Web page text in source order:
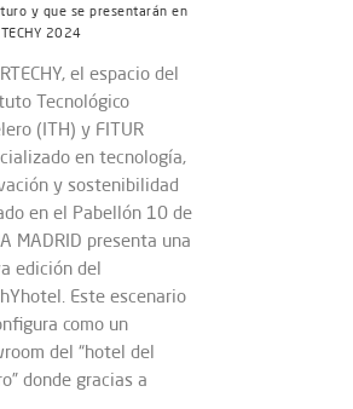
y que se presentarán en
2024
el espacio del
Tecnológico
(ITH) y FITUR
en tecnología,
y sostenibilidad
en el Pabellón 10 de
MADRID presenta una
edición del
Este escenario
como un
del “hotel del
donde gracias a